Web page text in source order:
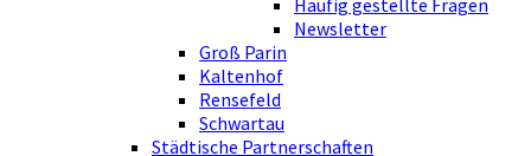
Newsletter
Groß Parin
Kaltenhof
Rensefeld
Schwartau
Städtische Partnerschaften